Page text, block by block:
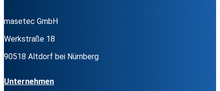
masetec GmbH
Werkstraße 18
90518 Altdorf bei Nürnberg
Unternehmen